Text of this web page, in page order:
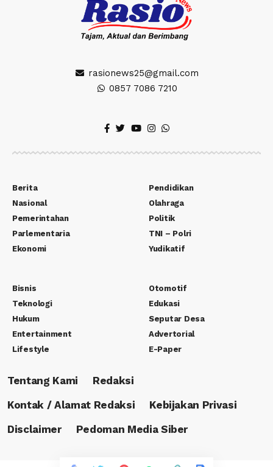
rasionews25@gmail.com
0857 7086 7210
Berita
Nasional
Pemerintahan
Parlementaria
Ekonomi
Pendidikan
Olahraga
Politik
TNI – Polri
Yudikatif
Bisnis
Teknologi
Hukum
Entertainment
Lifestyle
Otomotif
Edukasi
Seputar Desa
Advertorial
E-Paper
Tentang Kami
Redaksi
Kontak / Alamat Redaksi
Kebijakan Privasi
Disclaimer
Pedoman Media Siber